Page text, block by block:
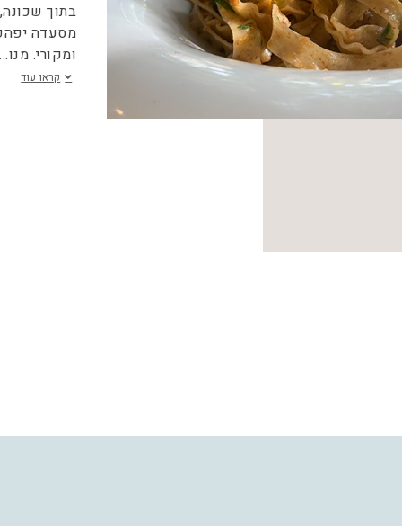
בתוך
מסעדה
ומקורי. מנו...
קראו עוד